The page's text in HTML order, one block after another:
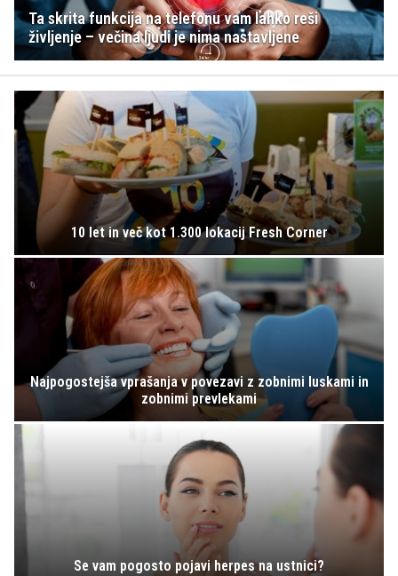
Ta skrita funkcija na telefonu vam lahko reši
življenje – večina ljudi je nima nastavljene
10 let in več kot 1.300 lokacij Fresh Corner
Najpogostejša vprašanja v povezavi z zobnimi luskami in
zobnimi prevlekami
Se vam pogosto pojavi herpes na ustnici?